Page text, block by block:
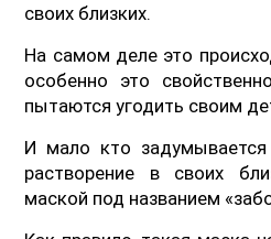
своих близких.
На самом деле это
особенно это
пытаются угодить своим
И мало кто
растворение в своих
маской под названием